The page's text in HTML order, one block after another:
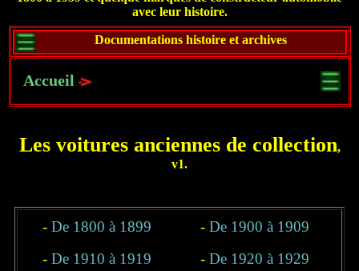
avec leur histoire.
Documentations histoire et archives
Accueil
Les voitures anciennes de collection,
v1.
-De 1800 à 1899 -De 1900 à 1909
-De 1910 à 1919 -De 1920 à 1929